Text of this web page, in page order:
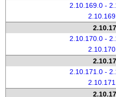
2.10.169.0 -
2.10.170.0 -
2.10.171.0 -